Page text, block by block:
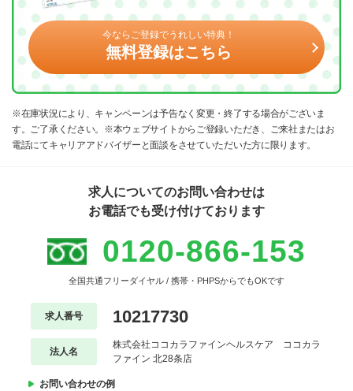
今ならご登録でうれしい特典！
無料登録はこちら
※在庫状況により、キャンペーンは予告なく変更・終了する場合がございま
す。ご了承ください。※本ウェブサイトからご登録いただき、ご来社またはお
電話にてキャリアアドバイザーと面談をさせていただいた方に限ります。
求人についてのお問い合わせは
お電話でも受け付けております
0120-866-153
全国共通フリーダイヤル / 携帯・PHPSからでもOKです
求人番号 10217730
法人名
株式会社ココカラファインヘルスケア ココカラ
ファイン 北28条店
お問い合わせの例